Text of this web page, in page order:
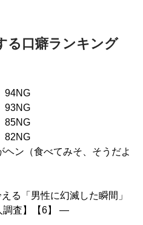
る口癖ランキング
ン（食べてみそ、そうだよ
る「男性に幻滅した瞬間」
調査】【6】 ―